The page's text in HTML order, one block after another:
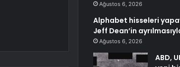
Ağustos 6, 2026
Alphabet hisseleri
Jeff Dean’in
Ağustos 6, 2026
ABD,